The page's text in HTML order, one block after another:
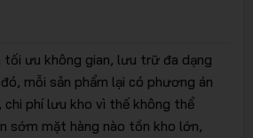
tối ưu không gian, lưu trữ đa dạng
mỗi sản phẩm lại có phương án
chi phí lưu kho vì thế không thể
sớm mặt hàng nào tồn kho lớn,